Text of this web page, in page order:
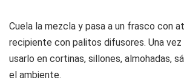
Cuela la mezcla y pasa a un frasco con
recipiente con palitos difusores. Una
usarlo en cortinas, sillones, almohadas,
el ambiente.